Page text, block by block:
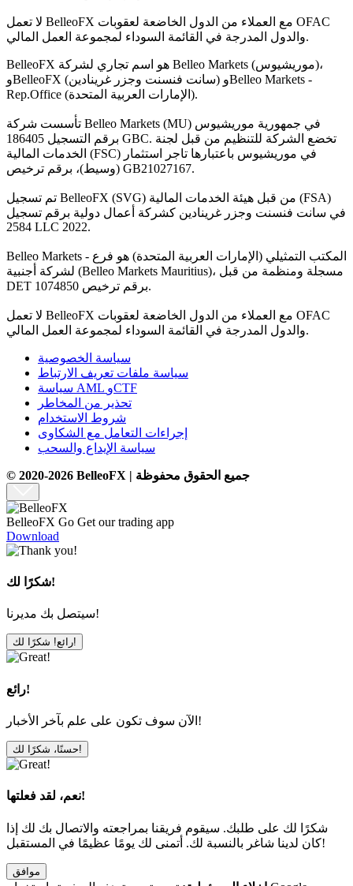
لا تعمل BelleoFX مع العملاء من الدول الخاضعة لعقوبات OFAC
والدول المدرجة في القائمة السوداء لمجموعة العمل المالي.
BelleoFX هو اسم تجاري لشركة Belleo Markets (موريشيوس)،
وBelleoFX (سانت فنسنت وجزر غرينادين) وBelleo Markets -
Rep.Office (الإمارات العربية المتحدة).
تأسست شركة Belleo Markets (MU) في جمهورية موريشيوس
برقم التسجيل 186405 GBC. تخضع الشركة للتنظيم من قبل لجنة
الخدمات المالية (FSC) في موريشيوس باعتبارها تاجر استثمار
(وسيط)، برقم ترخيص GB21027167.
تم تسجيل BelleoFX (SVG) من قبل هيئة الخدمات المالية (FSA)
في سانت فنسنت وجزر غرينادين كشركة أعمال دولية برقم تسجيل
2584 LLC 2022.
Belleo Markets - المكتب التمثيلي (الإمارات العربية المتحدة) هو فرع
لشركة أجنبية (Belleo Markets Mauritius)، مسجلة ومنظمة من قبل
DET برقم ترخيص 1074850.
لا تعمل BelleoFX مع العملاء من الدول الخاضعة لعقوبات OFAC
والدول المدرجة في القائمة السوداء لمجموعة العمل المالي.
سياسة الخصوصية
سياسة ملفات تعريف الارتباط
سياسة AML وCTF
تحذير من المخاطر
شروط الاستخدام
إجراءات التعامل مع الشكاوى
سياسة الإيداع والسحب
© 2020-2026 BelleoFX | جميع الحقوق محفوظة
BelleoFX Go Get our trading app
Download
شكرًا لك!
سيتصل بك مديرنا!
رائع! شكرًا لك!
رائع!
الآن سوف تكون على علم بآخر الأخبار!
حسنًا، شكرًا لك!
نعم، لقد فعلتها!
شكرًا لك على طلبك. سيقوم فريقنا بمراجعته والاتصال بك لك إذا
كان لدينا شاغر بالنسبة لك. أتمنى لك يومًا عظيمًا في المستقبل!
موافق